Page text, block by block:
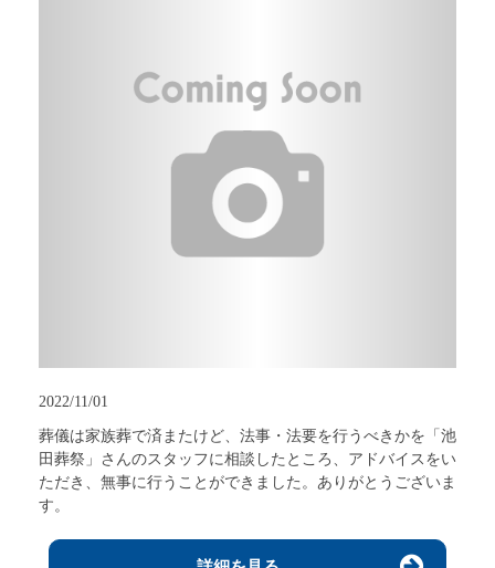
2022/11/01
葬儀は家族葬で済またけど、法事・法要を行うべきかを「池
田葬祭」さんのスタッフに相談したところ、アドバイスをい
ただき、無事に行うことができました。ありがとうございま
す。